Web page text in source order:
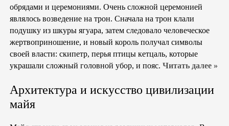
обрядами и церемониями. Очень сложной церемонией
являлось возведение на трон. Сначала на трон клали
подушку из шкуры ягуара, затем следовало человеческое
жертвоприношение, и новый король получал символы
своей власти: скипетр, перья птицы кетцаль, которые
украшали сложный головной убор, и пояс. Читать далее »
Архитектура и искусство цивилизации
майя